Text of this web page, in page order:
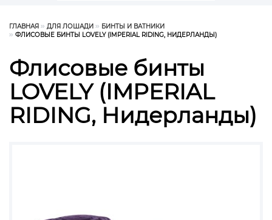
ГЛАВНАЯ ДЛЯ ЛОШАДИ
БИНТЫ И ВАТНИКИ
ФЛИСОВЫЕ БИНТЫ LOVELY (IMPERIAL RIDING, НИДЕРЛАНДЫ)
Флисовые бинты
LOVELY (IMPERIAL
RIDING, Нидерланды)